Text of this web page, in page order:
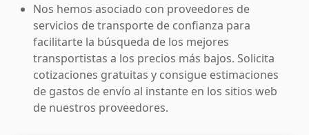
Nos hemos asociado con proveedores de
servicios de transporte de confianza para
facilitarte la búsqueda de los mejores
transportistas a los precios más bajos. Solicita
cotizaciones gratuitas y consigue estimaciones
de gastos de envío al instante en los sitios web
de nuestros proveedores.